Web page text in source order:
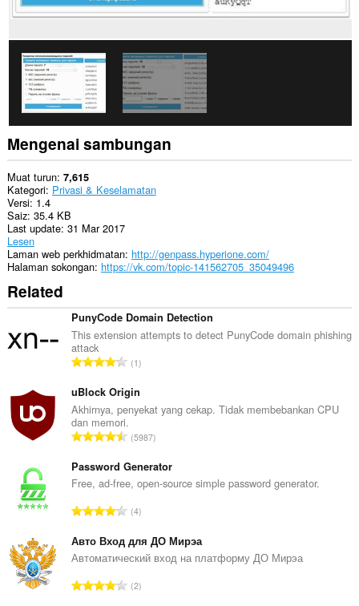
clipboard.
Mengenai sambungan
Muat turun 7,615
Kategori Privasi & Keselamatan
Versi 1.4
Saiz 35.4 KB
Last update 31 Mar 2017
Lesen
Laman web perkhidmatan http://genpass.hyperione.com/
Halaman sokongan https://vk.com/topic-141562705_35049496
Related
PunyCode Domain Detection
This extension attempts to detect PunyCode domain phishing
attack
J
m
l
a
h
i
l
a
n
g
a
p
1
uBlock Origin
Akhirnya, penyekat yang cekap. Tidak membebankan CPU
dan memori.
J
m
l
h
i
l
a
n
5987
Password Generator
Free, ad-free, open-source simple password generator.
J
m
l
h
4
Авто Вход для ДО Мирэа
Автоматический вход на платформу ДО Мирэа
J2